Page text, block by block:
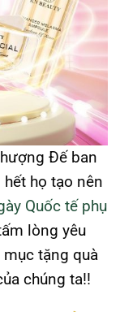
Đế ban
họ tạo nên
Quốc tế phụ
lòng yêu
tặng quà
chúng ta!!